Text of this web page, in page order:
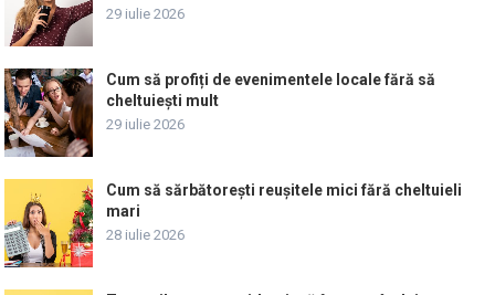
29 iulie 2026
Cum să profiți de evenimentele locale fără să
cheltuiești mult
29 iulie 2026
Cum să sărbătorești reușitele mici fără cheltuieli
mari
28 iulie 2026